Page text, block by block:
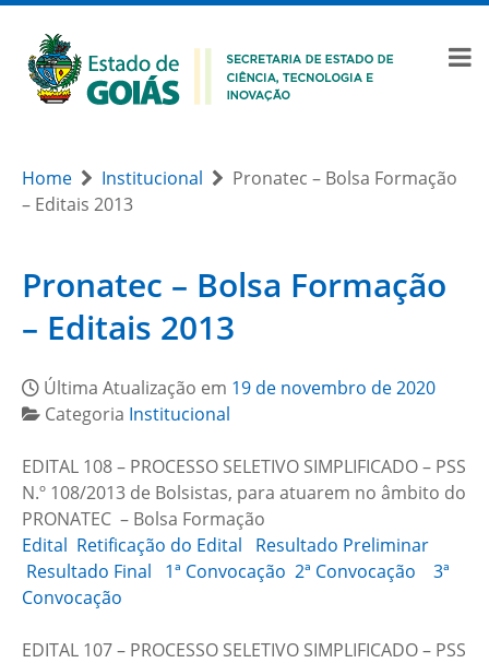
Home Institucional
Pronatec – Bolsa Formação
– Editais 2013
Pronatec – Bolsa Formação
– Editais 2013
Última Atualização em 19 de novembro de 2020
Categoria Institucional
EDITAL 108 – PROCESSO SELETIVO SIMPLIFICADO – PSS
N.º 108/2013 de Bolsistas, para atuarem no âmbito do
PRONATEC – Bolsa Formação
Edital Retificação do Edital
Resultado Preliminar
Resultado Final
1ª Convocação 2ª Convocação
3ª
Convocação
EDITAL 107 – PROCESSO SELETIVO SIMPLIFICADO – PSS